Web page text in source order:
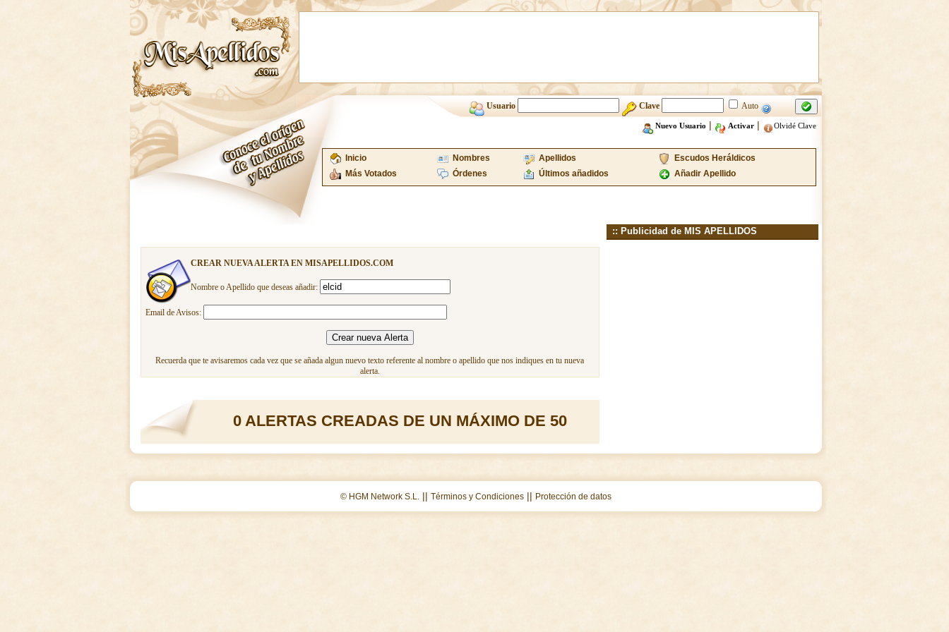
Usuario Clave Auto
Nuevo Usuario | Activar| Olvidé Clave
Inicio Nombres Apellidos
Escudos Heráldicos
Más Votados
Órdenes Últimos añadidos Añadir Apellido
CREAR NUEVA ALERTA EN MISAPELLIDOS.COM
Nombre o Apellido que deseas añadir:
Email de Avisos:
Recuerda que te avisaremos cada vez que se añada algun nuevo texto referente al nombre o apellido que nos indiques en tu nueva
alerta.
0 ALERTAS CREADAS DE UN MÁXIMO DE 50
:: Publicidad de MIS APELLIDOS
© HGM Network S.L. || Términos y Condiciones|| Protección de datos